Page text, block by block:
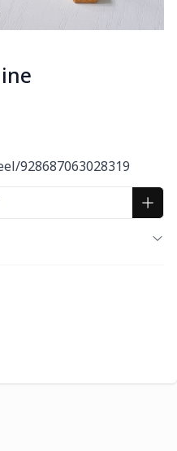
928687063028319